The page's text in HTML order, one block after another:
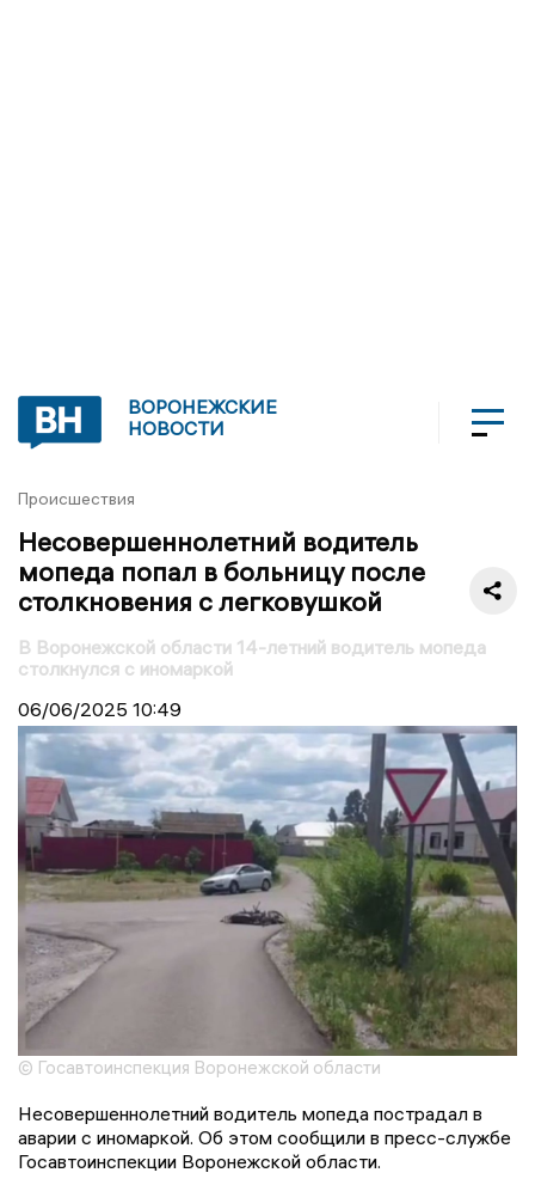
ВОРОНЕЖСКИЕ
НОВОСТИ
Происшествия
Несовершеннолетний водитель
мопеда попал в больницу после
столкновения с легковушкой
В Воронежской области 14-летний водитель мопеда
столкнулся с иномаркой
06/06/2025 10:49
© Госавтоинспекция Воронежской области
Несовершеннолетний водитель мопеда пострадал в
аварии с иномаркой. Об этом сообщили в пресс-службе
Госавтоинспекции Воронежской области.